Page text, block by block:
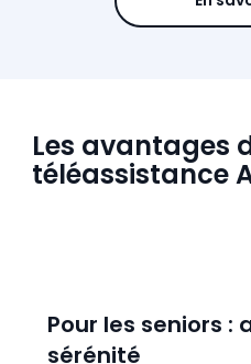
Les avantages
téléassistance
Pour les seniors :
sérénité